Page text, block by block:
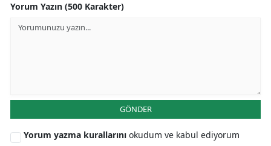
Kocaeli
Yorum Yazın (500 Karakter)
GÖNDER
Yorum yazma kurallarını okudum ve kabul ediyorum